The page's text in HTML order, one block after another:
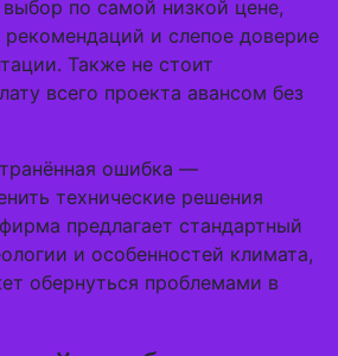
по самой низкой цене,
рекомендаций и слепое доверие
Также не стоит
всего проекта авансом без
ошибка —
технические решения
предлагает стандартный
и особенностей климата,
обернуться проблемами в